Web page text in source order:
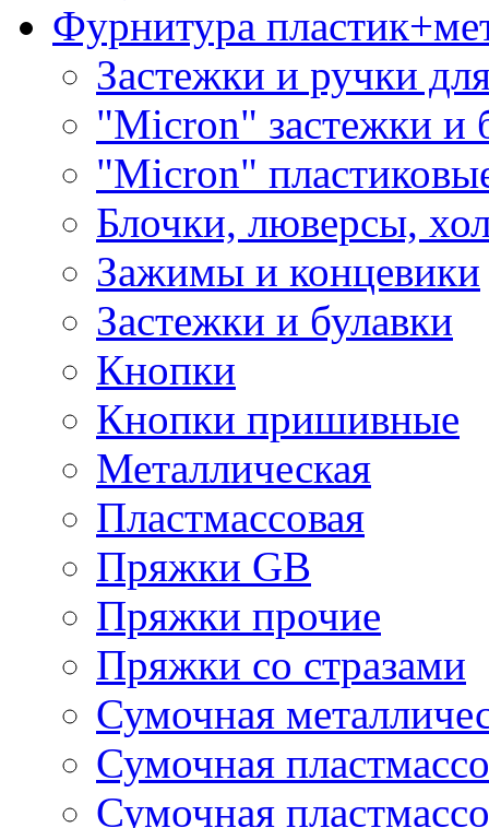
Фурнитура
Застежки и ручки
"Micron" застежки и
"Micron"
Блочки, люверсы,
Зажимы и концевики
Застежки и булавки
Кнопки
Кнопки пришивные
Металлическая
Пластмассовая
Пряжки GB
Пряжки прочие
Пряжки со стразами
Сумочная
Сумочная
Сумочная